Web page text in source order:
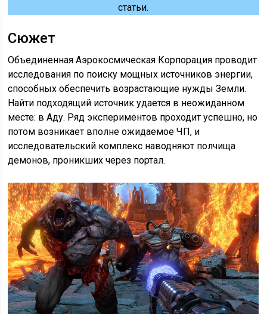
статьи.
Сюжет
Объединенная Аэрокосмическая Корпорация проводит
исследования по поиску мощных источников энергии,
способных обеспечить возрастающие нужды Земли.
Найти подходящий источник удается в неожиданном
месте: в Аду. Ряд экспериментов проходит успешно, но
потом возникает вполне ожидаемое ЧП, и
исследовательский комплекс наводняют полчища
демонов, проникших через портал.